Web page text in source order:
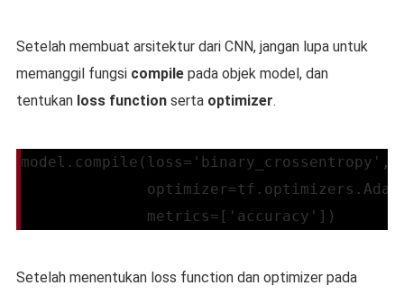
Setelah membuat arsitektur dari CNN, jangan lupa untuk
memanggil fungsicompilepada objek model, dan
tentukan loss functionserta optimizer.
model.compile(loss='binary_crossentropy',
              metrics=['accuracy'])
Setelah menentukan loss function dan optimizer pada